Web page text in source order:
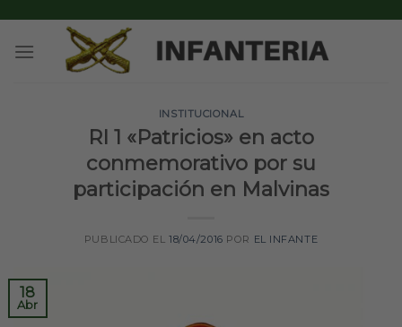
content
INSTITUCIONAL
RI 1 «Patricios» en acto
conmemorativo por su
participación en Malvinas
PUBLICADO EL18/04/2016 POR EL INFANTE
18
Abr